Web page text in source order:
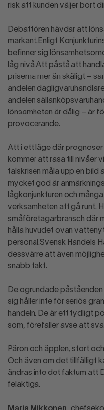
risk att kunden väljer bort
Debattören hävdar att
markant.Enligt
befinner sig
låg nivå.Att påstå att
priserna mer än skäligt –
andelen
andelen
lönsamheten är dålig – är
provocerande.
Att i ett läge där prognoser
kommer att rasa till nivåer
talskrisen måla upp en bild
mycket god är
lågkonjunkturen och
verksamheten att gå runt.
småföretagarbransch där
hålla huvudet ovan
personal.Svensk Handels
dessvärre att även
snabb takt.
De ogrundade påståenden
sig håller inte för seriös
handeln. De är ett tydligt
som, förefaller avse att
Päron och äpplen, stort
Och även om det tillfälligt
ändras inte det faktum att
felaktiga.
Maria Mikkonen,